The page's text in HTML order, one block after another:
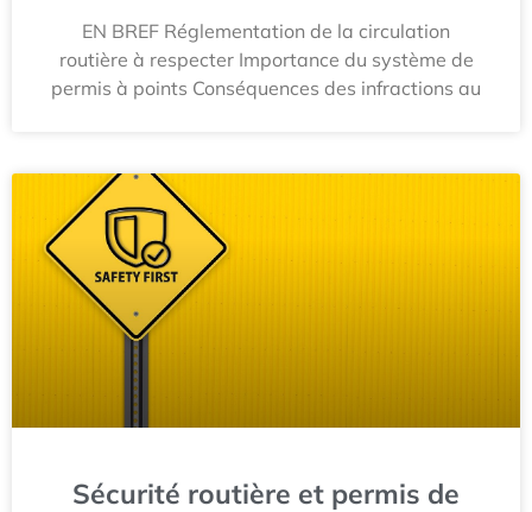
EN BREF Réglementation de la circulation
routière à respecter Importance du système de
permis à points Conséquences des infractions au
Sécurité routière et permis de